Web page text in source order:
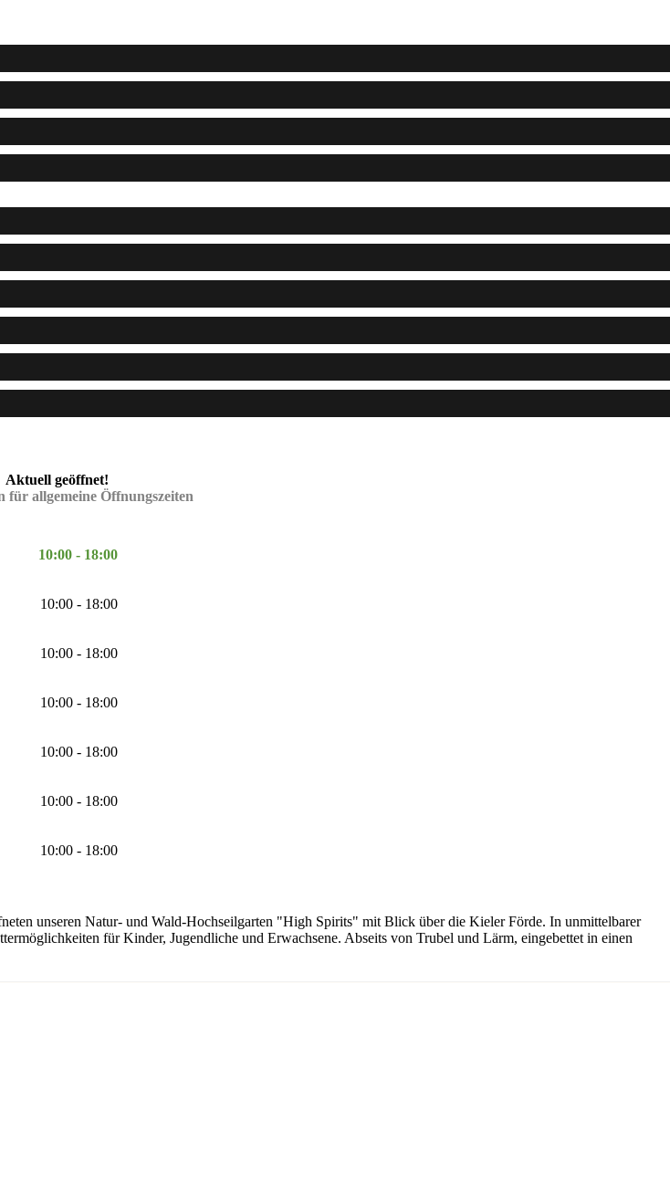
Aktuell geöffnet!
für allgemeine Öffnungszeiten
10:00 - 18:00
10:00 - 18:00
10:00 - 18:00
10:00 - 18:00
10:00 - 18:00
10:00 - 18:00
10:00 - 18:00
unseren Natur- und Wald-Hochseilgarten "High Spirits" mit Blick über die Kieler Förde. In unmittelbarer
für Kinder, Jugendliche und Erwachsene. Abseits von Trubel und Lärm, eingebettet in einen